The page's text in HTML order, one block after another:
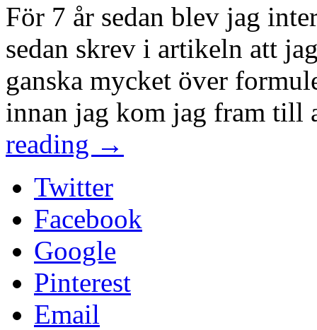
För 7 år sedan blev jag
sedan skrev i artikeln att
ganska mycket över
innan jag kom jag fram
reading →
Twitter
Facebook
Google
Pinterest
Email